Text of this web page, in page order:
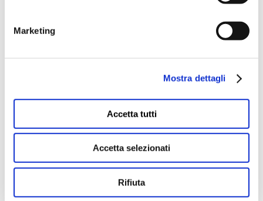
Marketing
Mostra dettagli
Accetta tutti
Accetta selezionati
Rifiuta
Esercizio 2002
Esercizio 2001
Esercizio 2000